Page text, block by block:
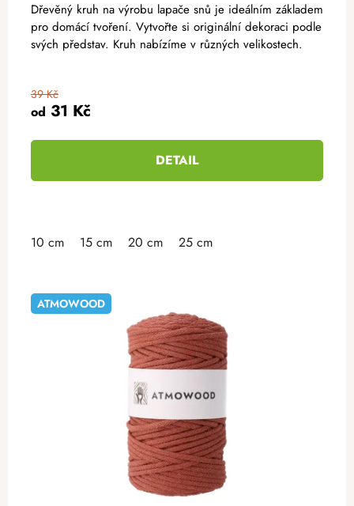
od 31 Kč
39 Kč
DETAIL
Dřevěný kruh na výrobu lapače snů je ideálním základem
pro domácí tvoření. Vytvořte si originální dekoraci podle
svých představ. Kruh nabízíme v různých velikostech.
10 cm 15 cm 20 cm 25 cm
ATMOWOOD